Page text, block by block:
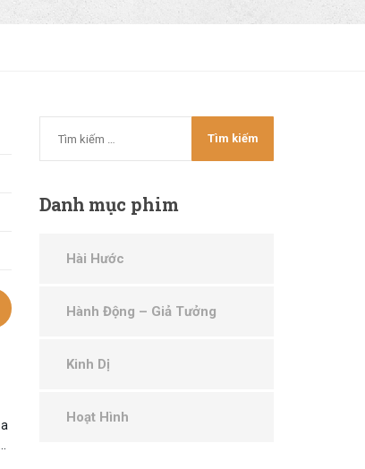
Danh mục phim
Hài Hước
Hành Động – Giả Tưởng
Kinh Dị
Hoạt Hình